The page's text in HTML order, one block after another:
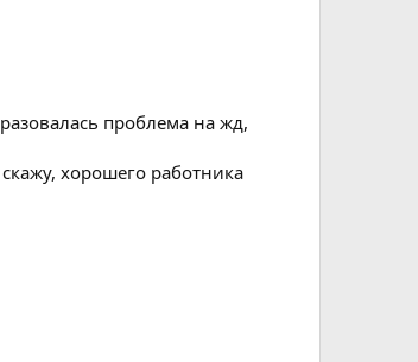
проблема на жд,
хорошего работника